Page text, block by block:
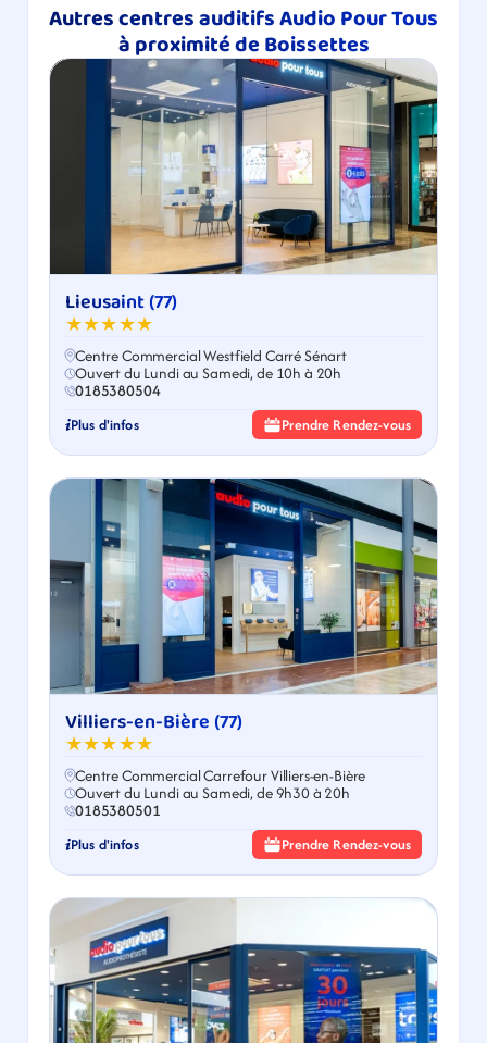
Autres centres auditifs Audio Pour Tous
à proximité de Boissettes
Lieusaint (77)
★★★★★
Centre Commercial Westfield Carré Sénart
Ouvert du Lundi au Samedi, de 10h à 20h
0185380504
Plus d'infos Prendre Rendez-vous
Villiers-en-Bière (77)
★★★★★
Centre Commercial Carrefour Villiers-en-Bière
Ouvert du Lundi au Samedi, de 9h30 à 20h
0185380501
Plus d'infos Prendre Rendez-vous